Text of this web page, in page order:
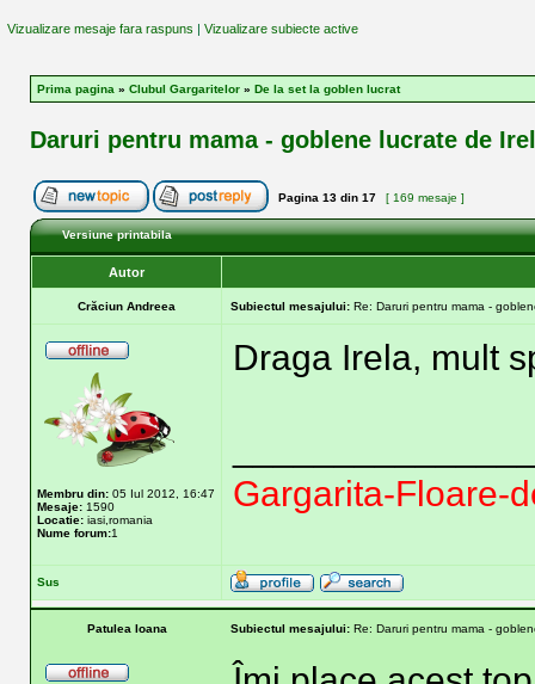
Vizualizare mesaje fara raspuns | Vizualizare subiecte active
Prima pagina » Clubul Gargaritelor » De la set la goblen lucrat
Daruri pentru mama - goblene lucrate de
Pagina 13 din 17 [ 169 mesaje ]
Versiune printabila
Autor
Crăciun Andreea Subiectul mesajului: Re: Daruri pentru mama -
Membru din: 05 Iul 2012, 16:47
Mesaje: 1590
Locatie: iasi,romania
Nume forum:1
Draga Irela, mult
Gargarita-Floare-
Sus
Patulea Ioana Subiectul mesajului: Re: Daruri pentru mama -